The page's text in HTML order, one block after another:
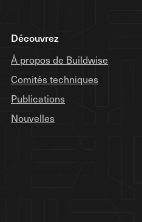
Découvrez
À propos de Buildwise
Comités techniques
Publications
Nouvelles